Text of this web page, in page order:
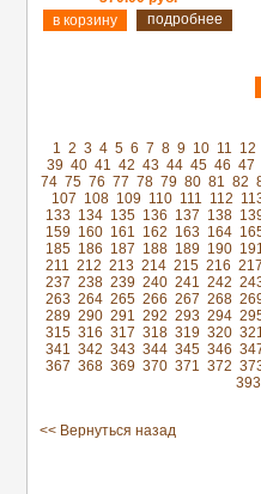
подробнее
1 2 3 4 5 6 7 8 9 10 11 12
39 40 41 42 43 44 45 46 47
74 75 76 77 78 79 80 81 82
107 108 109 110 111 112
133 134 135 136 137 138
159 160 161 162 163 164
185 186 187 188 189 190
211 212 213 214 215 216
237 238 239 240 241 242
263 264 265 266 267 268
289 290 291 292 293 294
315 316 317 318 319 320
341 342 343 344 345 346
367 368 369 370 371 372
393
<< Вернуться назад